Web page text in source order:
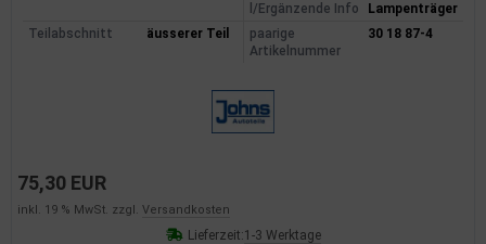
l/Ergänzende Info
Lampenträger
Teilabschnitt
äusserer Teil
paarige
Artikelnummer
30 18 87-4
75,30 EUR
inkl. 19 % MwSt. zzgl. Versandkosten
Lieferzeit:1-3 Werktage